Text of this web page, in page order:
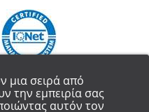
μια σειρά από
την εμπειρία σας
αυτόν τον